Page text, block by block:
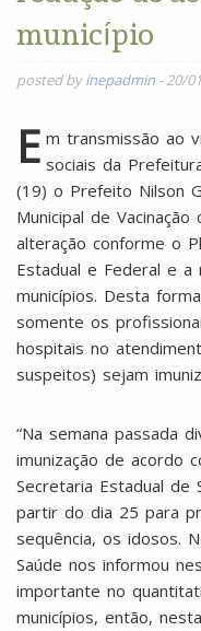
município
posted byinepadmin -20/
E m transmissão ao
sociais da
(19) o Prefeito Nilson
Municipal de
alteração conforme o
Estadual e Federal e
municípios. Desta
somente os
hospitais no
suspeitos) sejam
“Na semana passada
imunização de acordo
Secretaria Estadual de
partir do dia 25 para
sequência, os idosos.
Saúde nos informou
importante no
municípios, então,